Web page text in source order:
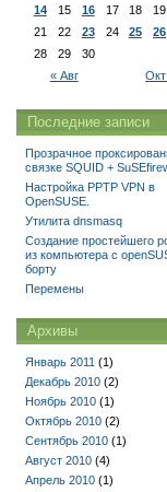
« Авг
14
15 16 17 18 19
21
22 23 24 25 26
28
29 30
Последние записи
Прозрачное
связке SQUID +
Настройка PPTP VPN в
OpenSUSE.
Утилита dnsmasq
Создание простейшего
из компьютера с
борту
Перемены
Архивы
Январь 2011 (1)
Декабрь 2010 (2)
Ноябрь 2010 (1)
Октябрь 2010 (2)
Сентябрь 2010 (1)
Август 2010 (4)
Апрель 2010 (1)